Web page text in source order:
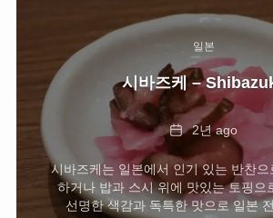
일본
시바즈케 –
Date2년 ago
시바즈케는 일본에서 인기 있는 반찬으
하거나 밥과 스시 위에 맛있는 토핑으
선명한 색감과 독특한 맛으로 일본